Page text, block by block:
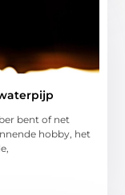
bent of net
hobby, het